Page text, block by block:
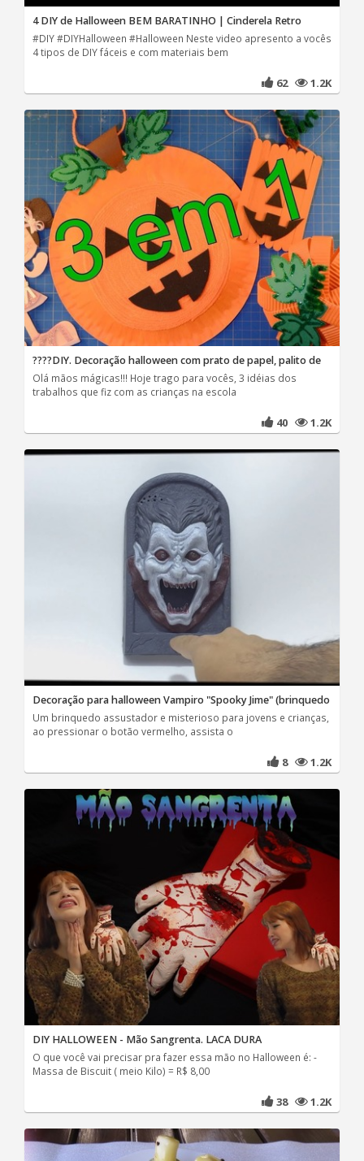
4 DIY de Halloween BEM BARATINHO | Cinderela Retro
#DIY #DIYHalloween #Halloween Neste video apresento a vocês
4 tipos de DIY fáceis e com materiais bem
62 1.2K
????DIY. Decoração halloween com prato de papel, palito de
Olá mãos mágicas!!! Hoje trago para vocês, 3 idéias dos
trabalhos que fiz com as crianças na escola
40 1.2K
Decoração para halloween Vampiro "Spooky Jime" (brinquedo
Um brinquedo assustador e misterioso para jovens e crianças,
ao pressionar o botão vermelho, assista o
8 1.2K
DIY HALLOWEEN - Mão Sangrenta. LACA DURA
O que você vai precisar pra fazer essa mão no Halloween é: -
Massa de Biscuit ( meio Kilo) = R$ 8,00
38 1.2K